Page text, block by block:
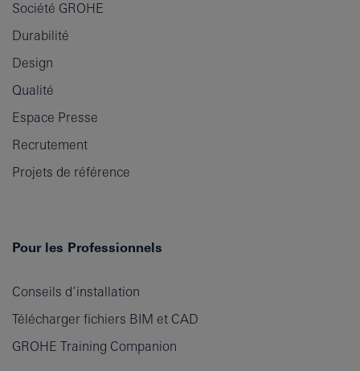
Société GROHE
Durabilité
Design
Qualité
Espace Presse
Recrutement
Projets de référence
Pour les Professionnels
Conseils d’installation
Télécharger fichiers BIM et CAD
GROHE Training Companion